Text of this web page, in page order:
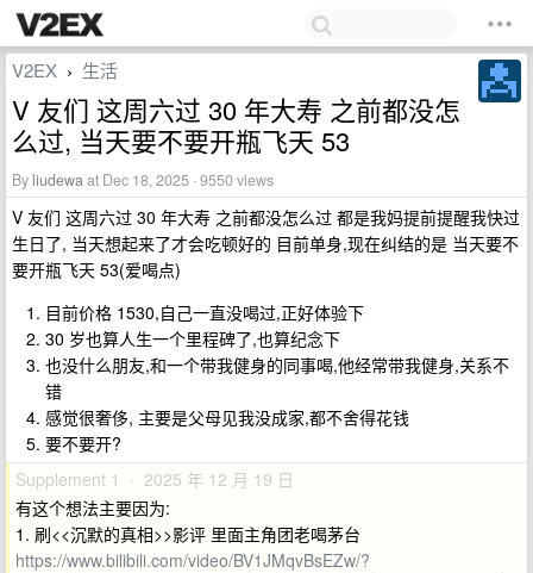
V2EX › 生活
V 友们 这周六过 30 年大寿 之前都没怎
么过, 当天要不要开瓶飞天 53
By liudewaat Dec 18, 2025 · 9550 views
V 友们 这周六过 30 年大寿 之前都没怎么过 都是我妈提前提醒我快过
生日了, 当天想起来了才会吃顿好的 目前单身,现在纠结的是 当天要不
要开瓶飞天 53(爱喝点)
目前价格 1530,自己一直没喝过,正好体验下
30 岁也算人生一个里程碑了,也算纪念下
也没什么朋友,和一个带我健身的同事喝,他经常带我健身,关系不
错
感觉很奢侈, 主要是父母见我没成家,都不舍得花钱
要不要开?
Supplement 1 · 2025 年 12 月 19 日
有这个想法主要因为:
1. 刷<<沉默的真相>>影评 里面主角团老喝茅台
https://www.bilibili.com/video/BV1JMqvBsEZw/?